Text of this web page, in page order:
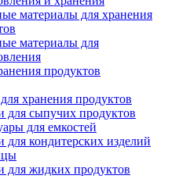
материалы для хранения
материалы для
продуктов
хранения продуктов
для сыпучих продуктов
для емкостей
для кондитерских изделий
для жидких продуктов